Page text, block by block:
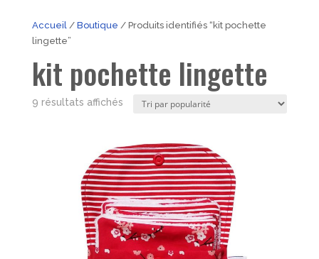
Accueil/ Boutique / Produits identifiés “kit pochette
lingette”
kit pochette lingette
9 résultats affichésTrié